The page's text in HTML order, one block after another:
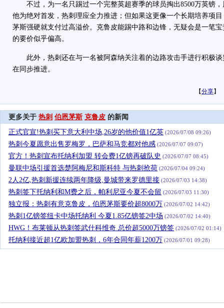
不过，为一名只踢过一个完整英超赛季的球员掏出8500万英镑，
他为绝对首发，热刺理应全力推进；但如果这更像一个长期培养项
茅斯强硬就支付过高溢价。克鲁皮能踢中路和边锋，无疑会是一笔
的要价似乎偏高。
此外，热刺还在与一名被阿森纳关注着的边路攻击手进行积极谈
在同步推进。
【分享】
更多关于 热刺 伯恩茅斯 克鲁皮 的新闻
正式官宣!热刺买下意大利中场,26岁的他价值1亿英 (2026/07/08 09:26)
热刺今夏愿意出售罗梅罗，巴萨和马竞都对他感 (2026/07/07 09:07)
官方！热刺宣布托纳利加盟 转会费1亿镑再破队史 (2026/07/07 08:45)
曼联中场引援首选楚阿梅尼和斯科特 与热刺抢荷 (2026/07/04 09:24)
2人2亿,热刺新援连续两年降级,曼城带来罗德里接 (2026/07/03 14:38)
热刺签下托纳利和M费之后，帕利尼亚今夏不会留 (2026/07/03 11:30)
独立报：热刺有意克鲁皮，伯恩茅斯要价超8000万 (2026/07/02 14:42)
热刺1亿镑签纽卡中场托纳利 今夏1.85亿镑签2中场 (2026/07/02 14:40)
HWG！布莱顿从热刺签武什科维奇 总价超5000万镑签 (2026/07/02 01:14)
托纳利接近超1亿欧加盟热刺，6年合同年薪1200万 (2026/07/01 09:28)